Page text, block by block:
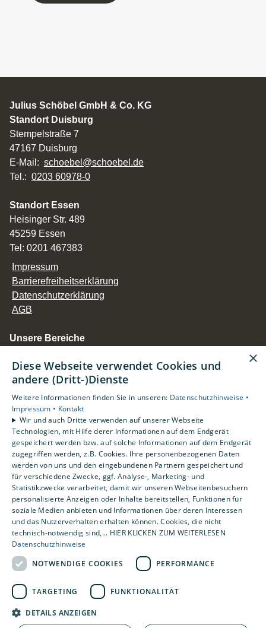
Julius Schöbel GmbH & Co. KG
Standort Duisburg
Stempelstraße 7
47167 Duisburg
E-Mail: schoebel@schoebel.de
Tel.: 0203 60978-0
Standort Essen
Heisinger Str. 489
45259 Essen
Tel: 0201 467383
Impressum
Barrierefreiheitserklärung
Datenschutzerklärung
AGB
Unsere Bereiche
Gewerbekunden
Karriere
Unternehmen
Kontakt
Standorte
Duisburg
Essen
×
Diese Webseite verwendet Cookies und
andere (Dritt-)Dienste
Weitere Informationen finden Sie in unseren: Datenschutzhinweise •
Impressum • Kontakt
Wir und auch Dritte verwenden auf unserer Webseite
Technologien, mit Hilfe derer Informationen auf dem Endgerät
gespeichert werden bzw. auf solche Informationen auf dem Endgerät
zugegriffen werden, z.B. Cookies. Ihre personenbezogenen Daten
werden von uns und den eingebundenen Partnern gespeichert und
für verschiedene Zwecke, ggf. Analyse-, Marketing- und
Statistikzwecke verarbeitet, damit wir unseren Webseitenbesuchern
personalisierte Anzeigen oder Inhalte bereitstellen, Funktionen für
soziale Medien anbieten und Informationen über deren Interessen
und das Nutzerverhalten erhalten können. Cookies, die nicht
technisch-notwendig sind,... HIER KLICKEN ZUM WEITERLESEN
Datenschutzhinweise
NOTWENDIGE COOKIES
PERFORMANCE
TARGETING FUNKTIONALITÄT
DETAILS ANZEIGEN